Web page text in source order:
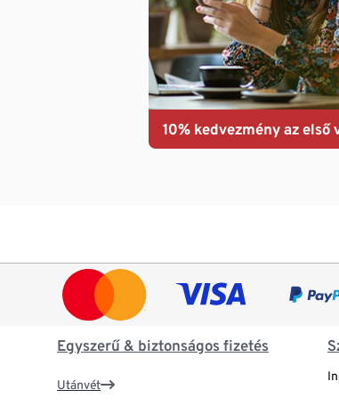
10% kedvezmény az első
Egyszerű & biztonságos fizetés
Utánvét